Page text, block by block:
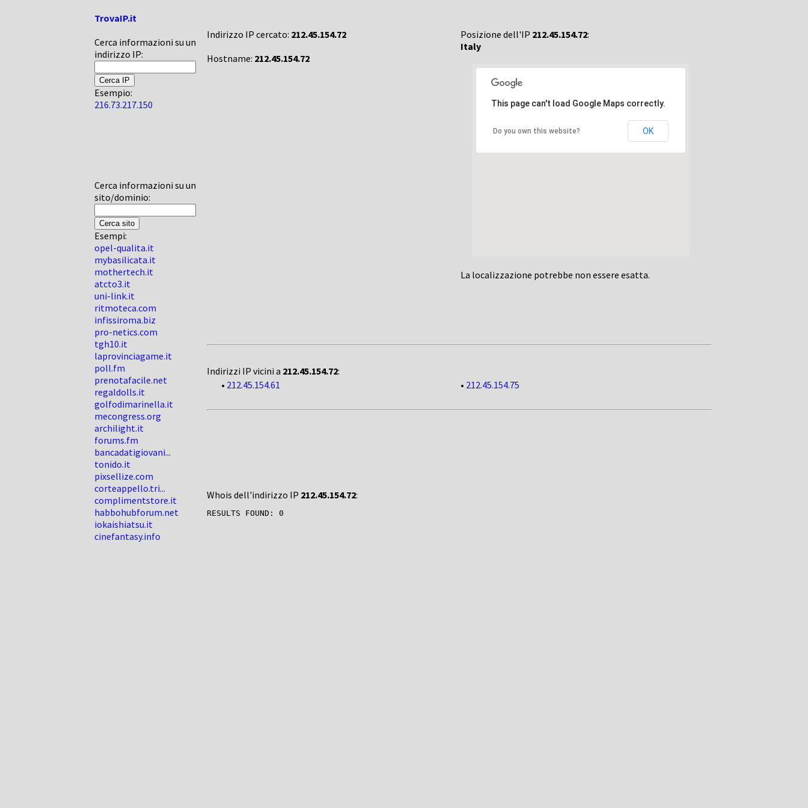
TrovaIP.it
Cerca informazioni su un
indirizzo IP:
Esempio:
216.73.217.150
Cerca informazioni su un
sito/dominio:
Esempi:
opel-qualita.it
mybasilicata.it
mothertech.it
atcto3.it
uni-link.it
ritmoteca.com
infissiroma.biz
pro-netics.com
tgh10.it
laprovinciagame.it
poll.fm
prenotafacile.net
regaldolls.it
golfodimarinella.it
mecongress.org
archilight.it
forums.fm
bancadatigiovani...
tonido.it
pixsellize.com
corteappello.tri...
complimentstore.it
habbohubforum.net
iokaishiatsu.it
cinefantasy.info
Indirizzo IP cercato: 212.45.154.72
Hostname: 212.45.154.72
Posizione dell'IP 212.45.154.72:
Italy
This page can't load Google Maps correctly.
Do you own this website? OK
La localizzazione potrebbe non essere esatta.
Indirizzi IP vicini a 212.45.154.72:
• 212.45.154.61 • 212.45.154.75
Whois dell'indirizzo IP 212.45.154.72: